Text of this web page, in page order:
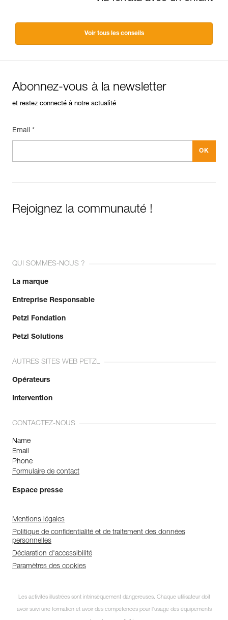
Voir tous les conseils
Abonnez-vous à la newsletter
et restez connecté à notre actualité
Email *
Rejoignez la communauté !
QUI SOMMES-NOUS ?
La marque
Entreprise Responsable
Petzl Fondation
Petzl Solutions
AUTRES SITES WEB PETZL
Opérateurs
Intervention
CONTACTEZ-NOUS
Name
Email
Phone
Formulaire de contact
Espace presse
Mentions légales
Politique de confidentialité et de traitement des données
personnelles
Déclaration d'accessibilité
Paramètres des cookies
Les activités illustrées sont intrinsèquement dangereuses. Chaque utilisateur doit
avoir suivi une formation et avoir des compétences pour l’usage des équipements